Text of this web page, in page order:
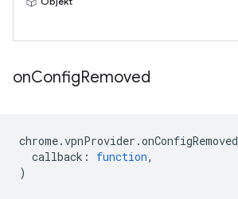
onConfigRemoved
chrome.vpnProvider .onConfigRemoved
callback : function,
)